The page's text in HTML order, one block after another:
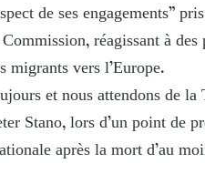
de ses engagements”
réagissant à des
migrants vers l’Europe.
et nous attendons de la
Stano, lors d’un point de
après la mort d’au